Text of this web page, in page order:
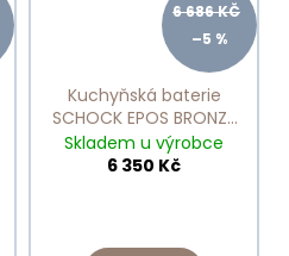
6 686 KČ
–5 %
Kuchyňská baterie
SCHOCK EPOS BRONZE
540127 celobarevná
Skladem u výrobce
6 350 Kč